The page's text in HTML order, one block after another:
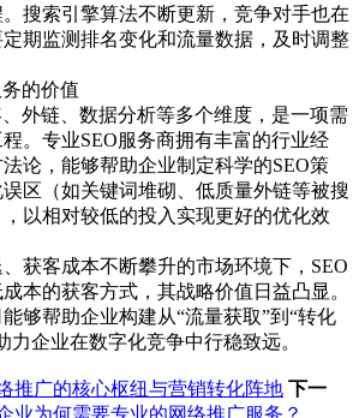
搜索引擎算法不断更新，竞争对手也在
期监测排名变化和流量数据，及时调整
的价值
外链、数据分析等多个维度，是一项需
。专业SEO服务商拥有丰富的行业经
论，能够帮助企业制定科学的SEO策
区（如关键词堆砌、低质量外链等被搜
以相对较低的投入实现更好的优化效
获客成本不断攀升的市场环境下，SEO
本的获客方式，其战略价值日益凸显。
够帮助企业构建从“流量获取”到“转化
力企业在数字化竞争中行稳致远。
推广的核心枢纽与营销转化阵地 下一
业为何需要专业的网络推广服务？